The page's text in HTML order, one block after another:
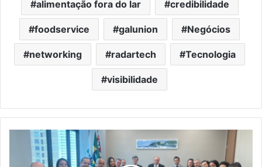
alimentação fora do lar credibilidade
foodservice galunion Negócios
networking radartech Tecnologia
visibilidade